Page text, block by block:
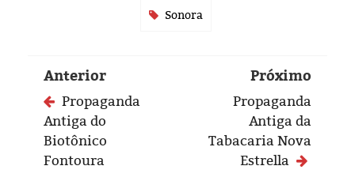
Sonora
Anterior
Propaganda
Antiga do
Biotônico
Fontoura
Próximo
Propaganda
Antiga da
Tabacaria Nova
Estrella